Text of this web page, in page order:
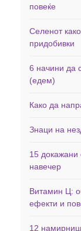
повеќе
Селенот
придобивки
6 начини да
(едем)
Како да
Знаци на
15 докажани
навечер
Витамин Ц:
ефекти и
12